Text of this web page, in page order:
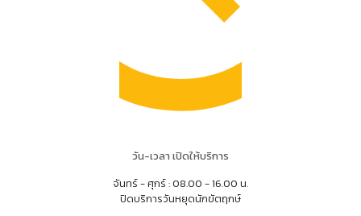
วัน-เวลา เปิดให้บริการ
จันทร์ - ศุกร์ : 08.00 - 16.00 น.
ปิดบริการวันหยุดนักขัตฤกษ์